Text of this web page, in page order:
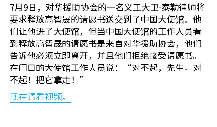
7月9日，对华援助协会的一名义工大卫∙泰勒律师将
要求释放高智晟的请愿书送交到了中国大使馆。他
们让他进了大使馆，但当中国大使馆的工作人员看
到释放高智晟的请愿书是来自对华援助协会，他们
告诉他必须立即离开，并且他们拒绝接受请愿书。
在门口的大使馆工作人员说：“对不起，先生。对
不起！把它拿走！”
现在请看视频。